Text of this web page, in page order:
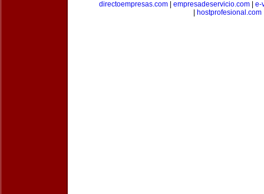
directoempresas.com
empresadeservicio.com
e-
hostprofesional.com